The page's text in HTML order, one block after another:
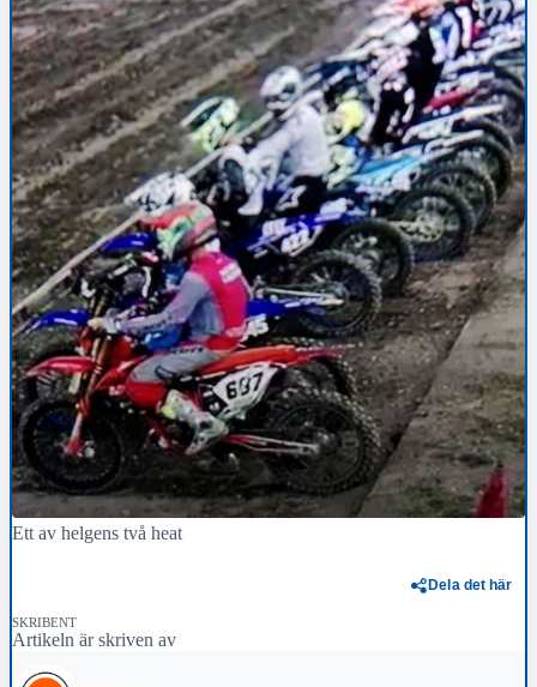
Ett av helgens två heat
Dela det här
SKRIBENT
Artikeln är skriven av